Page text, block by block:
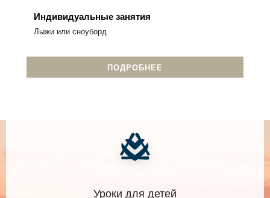
Индивидуальные занятия
Лыжи или сноуборд
ПОДРОБНЕЕ
Уроки для детей